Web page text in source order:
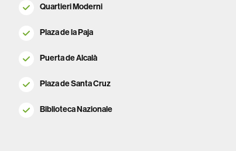
Quartieri Moderni
Plaza de la Paja
Puerta de Alcalà
Plaza de Santa Cruz
Biblioteca Nazionale